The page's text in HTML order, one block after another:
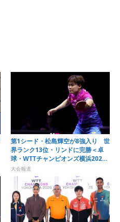
第1シード・松島輝空が8強入り 世
界ランク13位・リンドに完勝＜卓
球・WTTチャンピオンズ横浜2026
＞
大会報道